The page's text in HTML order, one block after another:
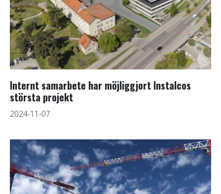
Internt samarbete har möjliggjort Instalcos
största projekt
2024-11-07